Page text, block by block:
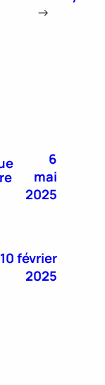
→
6
mai
2025
10 février
2025